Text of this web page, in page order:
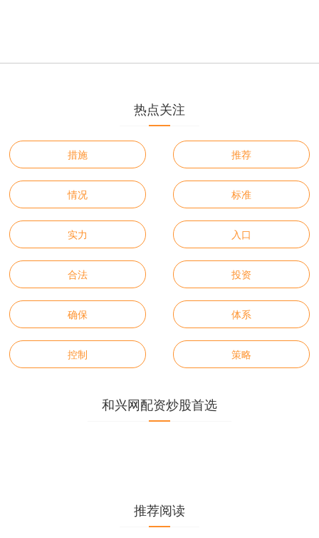
热点关注
措施 推荐
情况 标准
实力 入口
合法 投资
确保 体系
控制 策略
和兴网配资炒股首选
推荐阅读